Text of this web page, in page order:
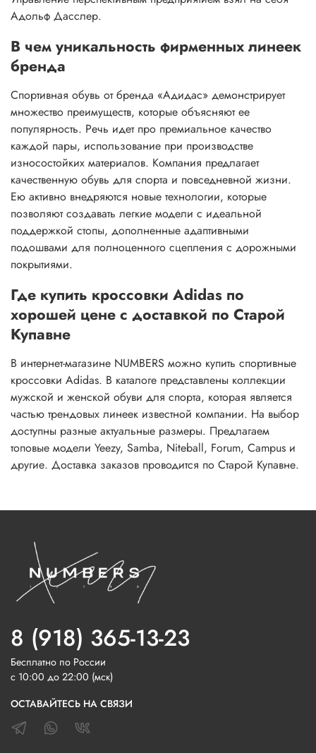
Адольф Дасслер.
В чем уникальность фирменных линеек
бренда
Спортивная обувь от бренда «Адидас» демонстрирует
множество преимуществ, которые объясняют ее
популярность. Речь идет про премиальное качество
каждой пары, использование при производстве
износостойких материалов. Компания предлагает
качественную обувь для спорта и повседневной жизни.
Ею активно внедряются новые технологии, которые
позволяют создавать легкие модели с идеальной
поддержкой стопы, дополненные адаптивными
подошвами для полноценного сцепления с дорожными
покрытиями.
Где купить кроссовки Adidas по
хорошей цене с доставкой по Старой
Купавне
В интернет-магазине NUMBERS можно купить спортивные
кроссовки Adidas. В каталоге представлены коллекции
мужской и женской обуви для спорта, которая является
частью трендовых линеек известной компании. На выбор
доступны разные актуальные размеры. Предлагаем
топовые модели Yeezy, Samba, Niteball, Forum, Campus и
другие. Доставка заказов проводится по Старой Купавне.
8 (918) 365-13-23
Бесплатно по России
с 10:00 до 22:00 (мск)
ОСТАВАЙТЕСЬ НА СВЯЗИ